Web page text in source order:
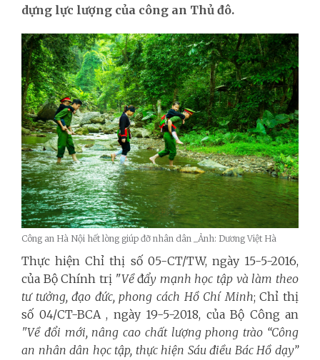
dựng lực lượng của công an Thủ đô.
Công an Hà Nội hết lòng giúp đỡ nhân dân _Ảnh: Dương Việt Hà
Thực hiện Chỉ thị số 05-CT/TW, ngày 15-5-2016,
của Bộ Chính trị "Vềđẩy mạnh học tập và làm theo
tư tưởng, đạo đức, phong cách Hồ Chí Minh;Chỉ thị
số 04/CT-BCA , ngày 19-5-2018, của Bộ Công an
"Về đổi mới, nâng cao chất lượng phong trào “Công
an nhân dân học tập, thực hiện Sáu điều Bác Hồ dạy”